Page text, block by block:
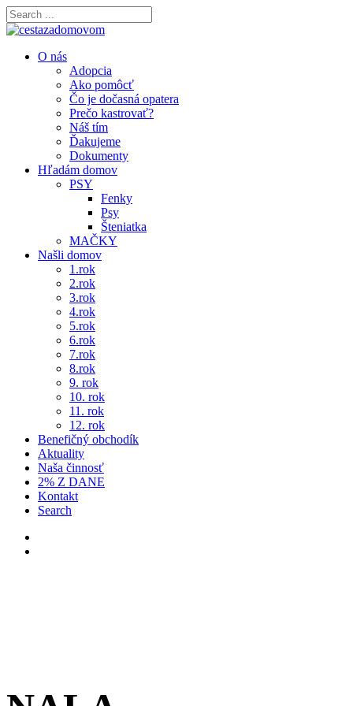
O nás
Adopcia
Ako pomôcť
Čo je dočasná opatera
Prečo kastrovať?
Náš tím
Ďakujeme
Dokumenty
Hľadám domov
PSY
Fenky
Psy
Šteniatka
MAČKY
Našli domov
1.rok
2.rok
3.rok
4.rok
5.rok
6.rok
7.rok
8.rok
9. rok
10. rok
11. rok
12. rok
Benefičný obchodík
Aktuality
Naša činnosť
2% Z DANE
Kontakt
Search